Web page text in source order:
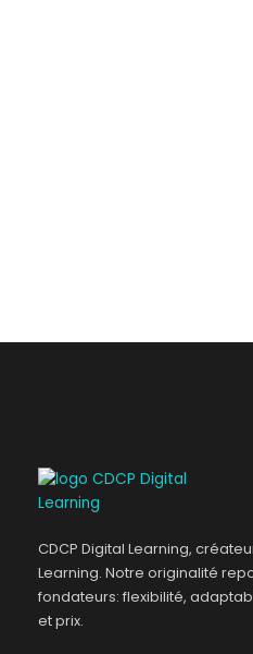
CDCP Digital Learning,
Learning. Notre originalité
fondateurs: flexibilité,
et prix.